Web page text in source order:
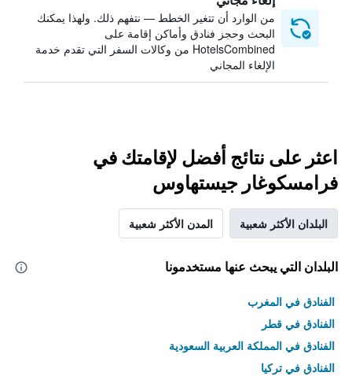
من الوارد أن تتغير الخطط — نتفهم ذلك. ولهذا يمكنك
البحث وحجز فنادق وأماكن إقامة على
HotelsCombined من وكالات السفر التي تقدم خدمة
الإلغاء المجاني
اعثر على نتائج أفضل لإقامتك في
فرامسكوغار جيستهاوس
البلدان الأكثر شعبية المدن الأكثر شعبية
البلدان التي يبحث عنها مستخدمونا
الفنادق في المغرب
الفنادق في قطر
الفنادق في المملكة العربية السعودية
الفنادق في تركيا